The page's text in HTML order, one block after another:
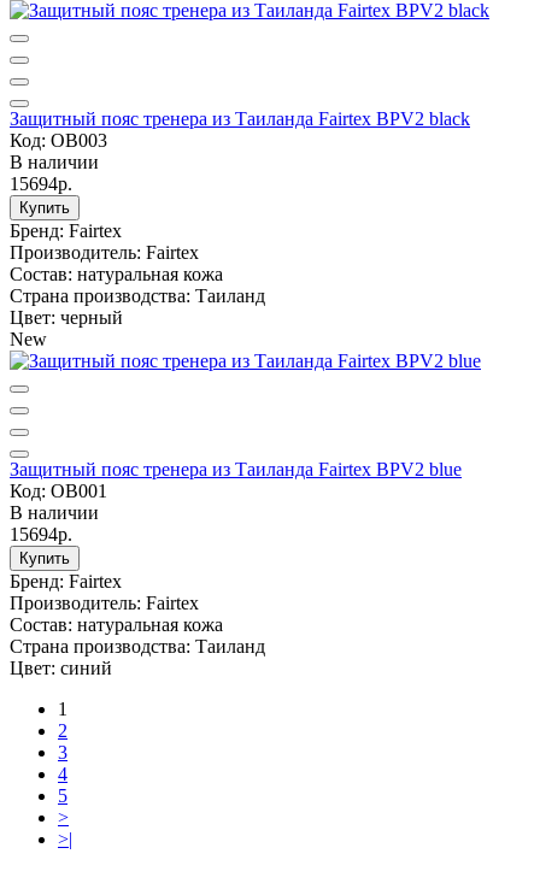
Защитный пояс тренера из Таиланда Fairtex BPV2 black
Код: OB003
В наличии
15694р.
Купить
Бренд: Fairtex
Производитель: Fairtex
Состав: натуральная кожа
Страна производства: Таиланд
Цвет: черный
New
Защитный пояс тренера из Таиланда Fairtex BPV2 blue
Код: OB001
В наличии
15694р.
Купить
Бренд: Fairtex
Производитель: Fairtex
Состав: натуральная кожа
Страна производства: Таиланд
Цвет: синий
1
2
3
4
5
>
>|